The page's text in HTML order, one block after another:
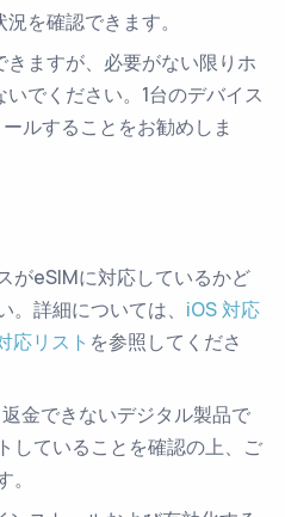
を確認できます。
ますが、必要がない限りホ
でください。1台のデバイス
ルすることをお勧めしま
がeSIMに対応しているかど
。詳細については、 iOS 対応
応リスト を参照してくださ
金できないデジタル製品で
していることを確認の上、ご